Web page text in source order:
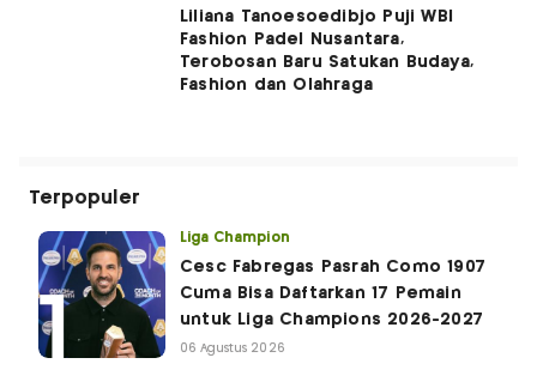
Liliana Tanoesoedibjo Puji WBI
Fashion Padel Nusantara,
Terobosan Baru Satukan Budaya,
Fashion dan Olahraga
Terpopuler
Liga Champion
Cesc Fabregas Pasrah Como 1907
Cuma Bisa Daftarkan 17 Pemain
untuk Liga Champions 2026-2027
06 Agustus 2026